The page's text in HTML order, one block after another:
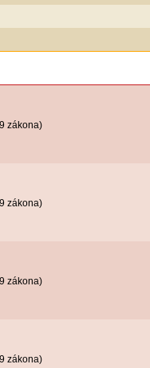
zákona)
zákona)
zákona)
zákona)